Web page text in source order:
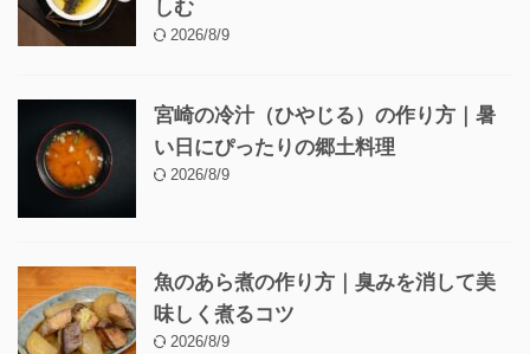
しむ
2026/8/9
宮崎の冷汁（ひやじる）の作り方｜暑
い日にぴったりの郷土料理
2026/8/9
魚のあら煮の作り方｜臭みを消して美
味しく煮るコツ
2026/8/9